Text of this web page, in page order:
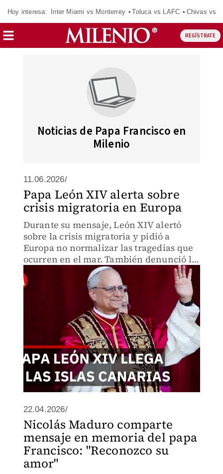
Hoy interesa: Inter Miami vs Monterrey Toluca vs LAFC Chivas vs
REGÍSTRATE
Noticias de Papa Francisco en
Milenio
11.06.2026/
Papa León XIV alerta sobre
crisis migratoria en Europa
Durante su mensaje, León XIV alertó
sobre la crisis migratoria y pidió a
Europa no normalizar las tragedias que
ocurren en el mar. También denunció la
actuación de redes criminales dedicadas
al tráfico de personas
22.04.2026/
Nicolás Maduro comparte
mensaje en memoria del papa
Francisco: "Reconozco su
amor"